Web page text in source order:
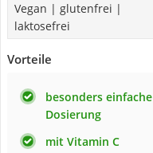
Vegan | glutenfrei |
laktosefrei
Vorteile
besonders einfache
Dosierung
mit Vitamin C